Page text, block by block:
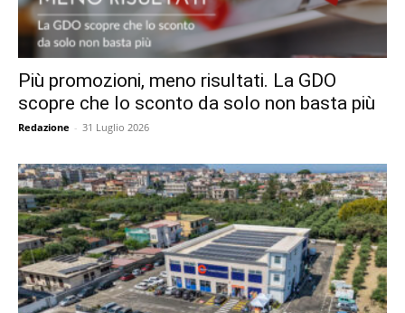
Più promozioni, meno risultati. La GDO
scopre che lo sconto da solo non basta più
Redazione - 31 Luglio 2026